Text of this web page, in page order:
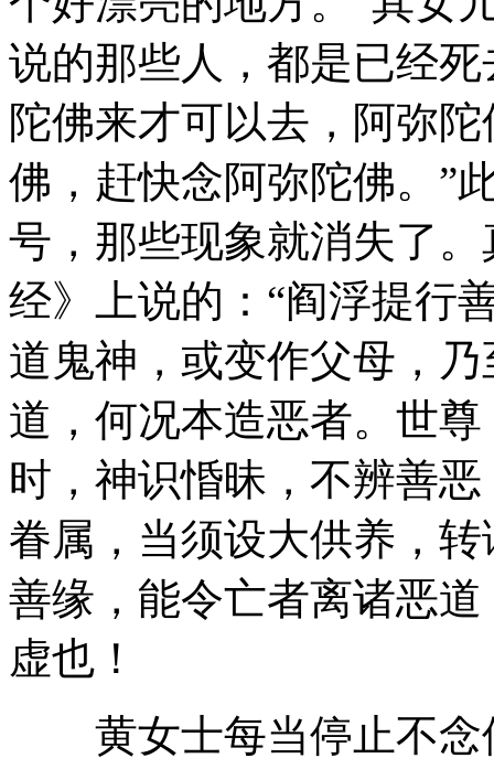
说的那些人，都是已经
陀佛来才可以去，阿弥
佛，赶快念阿弥陀佛。”
号，那些现象就消失了
经》上说的：“阎浮提行
道鬼神，或变作父母，
道，何况本造恶者。世
时，神识惛昧，不辨善
眷属，当须设大供养，
善缘，能令亡者离诸恶
虚也！
黄女士每当停止不念